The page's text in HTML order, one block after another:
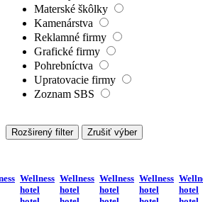
Materské škôlky
Kamenárstva
Reklamné firmy
Grafické firmy
Pohrebníctva
Upratovacie firmy
Zoznam SBS
Rozširený filter Zrušiť výber
Wellness
hotel
Wellness
hotel
Wellness
hotel
Wellness
hotel
hotel